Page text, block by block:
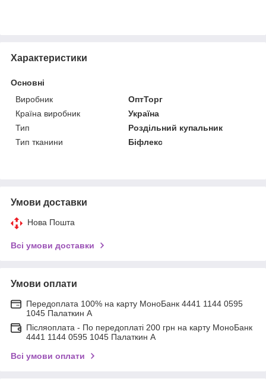
Характеристики
Основні
Виробник
ОптТорг
Країна виробник
Україна
Тип
Роздільний купальник
Тип тканини
Біфлекс
Умови доставки
Нова Пошта
Всі умови доставки
Умови оплати
Передоплата 100% на карту МоноБанк 4441 1144 0595
1045 Палаткин А
Післяоплата - По передоплаті 200 грн на карту МоноБанк
4441 1144 0595 1045 Палаткин А
Всі умови оплати